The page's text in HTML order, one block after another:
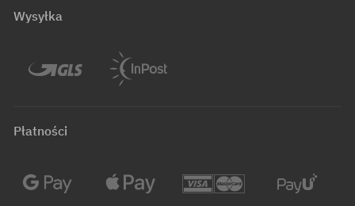
Wysyłka
Płatności